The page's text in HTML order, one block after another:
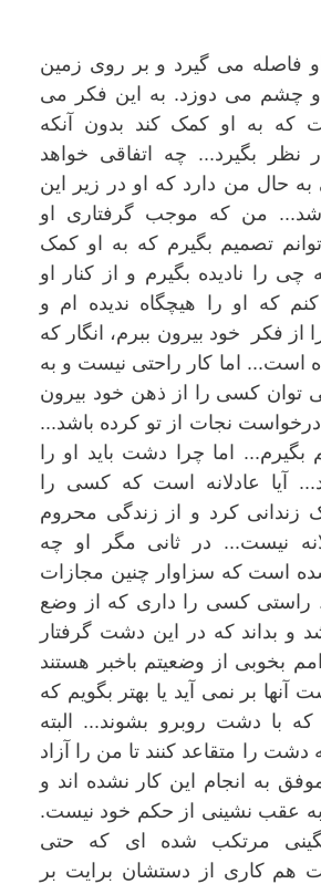
می گیرد و بر روی زمین
چشم می دوزد. به این فکر می
که به او کمک کند بدون آنکه
بگیرد... چه اتفاقی خواهد
حال من دارد که او در زیر این
من که موجب گرفتاری او
تصمیم بگیرم که به او کمک
را نادیده بگیرم و از کنار او
که او را هیچگاه ندیده ام و
فکر خود بیرون ببرم، انگار که
است... اما کار راحتی نیست و به
کسی را از ذهن خود بیرون
نجات از تو کرده باشد...
اما چرا دشت باید او را
آیا عادلانه است که کسی را
کرد و از زندگی محروم
نیست... در ثانی مگر او چه
که سزاوار چنین مجازات
کسی را داری که از وضع
و بداند که در این دشت گرفتار
بخوبی از وضعیتم باخبر هستند
بر نمی آید یا بهتر بگویم که
با دشت روبرو بشوند... البته
را متقاعد کنند تا من را آزاد
به انجام این کار نشده اند و
نشینی از حکم خود نیست.
مرتکب شده ای که حتی
کاری از دستشان برایت بر